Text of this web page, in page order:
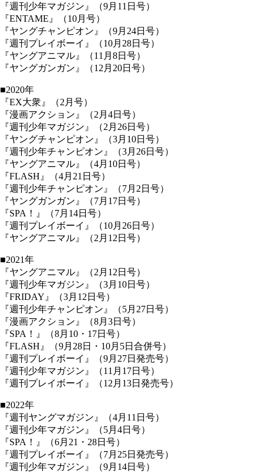
『週刊少年マガジン』（9月11日号）
『ENTAME』（10月号）
『ヤングチャンピオン』（9月24日号）
『週刊プレイボーイ』（10月28日号）
『ヤングアニマル』（11月8日号）
『ヤングガンガン』（12月20日号）
■2020年
『EX大衆』（2月号）
『漫画アクション』（2月4日号）
『週刊少年マガジン』（2月26日号）
『ヤングチャンピオン』（3月10日号）
『週刊少年チャンピオン』（3月26日号）
『ヤングアニマル』（4月10日号）
『FLASH』（4月21日号）
『週刊少年チャンピオン』（7月2日号）
『ヤングガンガン』（7月17日号）
『SPA！』（7月14日号）
『週刊プレイボーイ』（10月26日号）
『ヤングアニマル』（2月12日号）
■2021年
『ヤングアニマル』（2月12日号）
『週刊少年マガジン』（3月10日号）
『FRIDAY』（3月12日号）
『週刊少年チャンピオン』（5月27日号）
『漫画アクション』（8月3日号）
『SPA！』（8月10・17日号）
『FLASH』（9月28日・10月5日合併号）
『週刊プレイボーイ』（9月27日発売号）
『週刊少年マガジン』（11月17日号）
『週刊プレイボーイ』（12月13日発売号）
■2022年
『週刊ヤングマガジン』（4月11日号）
『週刊少年マガジン』（5月4日号）
『SPA！』（6月21・28日号）
『週刊プレイボーイ』（7月25日発売号）
『週刊少年マガジン』（9月14日号）